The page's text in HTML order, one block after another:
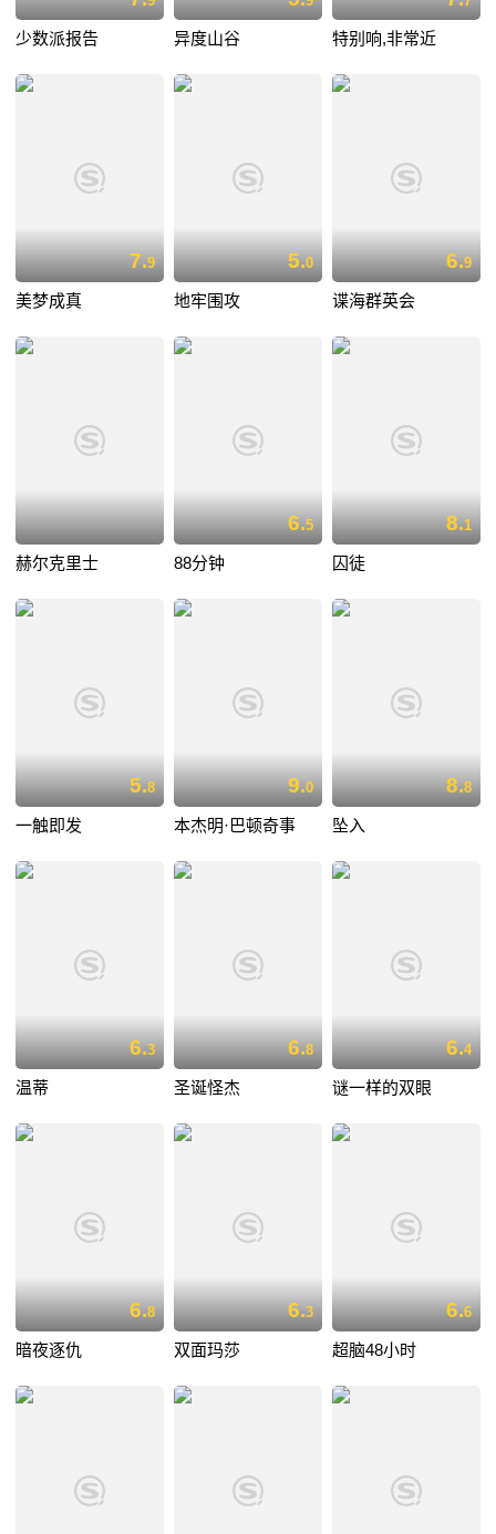
少数派报告 异度山谷 特别响,非常近
7.9
美梦成真
5.0
地牢围攻
6.9
谍海群英会
赫尔克里士
6.5
88分钟
8.1
囚徒
5.8
一触即发
9.0
本杰明·巴顿奇事
8.8
坠入
6.3
温蒂
6.8
圣诞怪杰
6.4
谜一样的双眼
6.8
暗夜逐仇
6.3
双面玛莎
6.6
超脑48小时